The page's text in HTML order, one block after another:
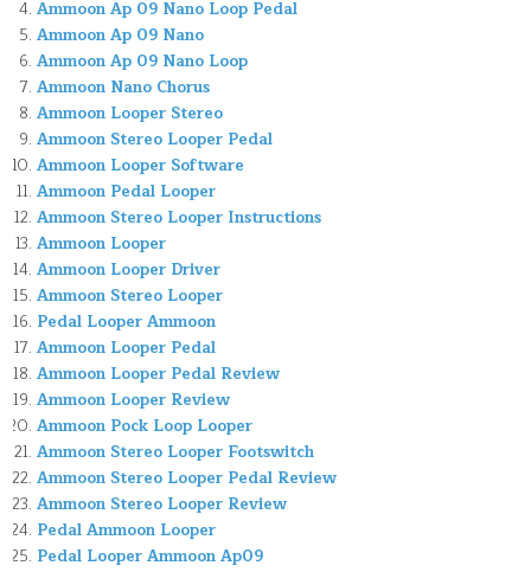
Ammoon Ap 09 Nano Loop Pedal
Ammoon Ap 09 Nano
Ammoon Ap 09 Nano Loop
Ammoon Nano Chorus
Ammoon Looper Stereo
Ammoon Stereo Looper Pedal
Ammoon Looper Software
Ammoon Pedal Looper
Ammoon Stereo Looper Instructions
Ammoon Looper
Ammoon Looper Driver
Ammoon Stereo Looper
Pedal Looper Ammoon
Ammoon Looper Pedal
Ammoon Looper Pedal Review
Ammoon Looper Review
Ammoon Pock Loop Looper
Ammoon Stereo Looper Footswitch
Ammoon Stereo Looper Pedal Review
Ammoon Stereo Looper Review
Pedal Ammoon Looper
Pedal Looper Ammoon Ap09